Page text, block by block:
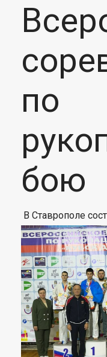
по
бою
В Ставрополе